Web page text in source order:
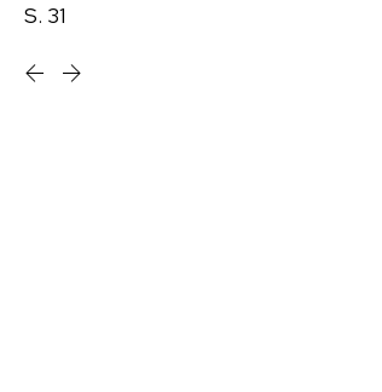
S. 31